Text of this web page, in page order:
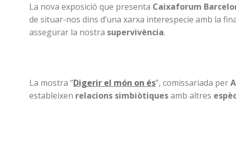
La nova exposició que presenta Caixaforum
de situar-nos dins d’una xarxa interespecie amb la
assegurar la nostra supervivència.
La mostra “Digerir el món on és”, comissariada per
estableixen relacions simbiòtiquesamb altres